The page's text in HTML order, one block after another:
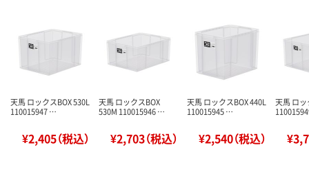
天馬 ロックスBOX 530L
110015947 …
¥2,405（税込）
天馬 ロックスBOX
530M 110015946 …
¥2,703（税込）
天馬 ロックスBOX 440L
110015945 …
¥2,540（税込）
天馬 ロッ